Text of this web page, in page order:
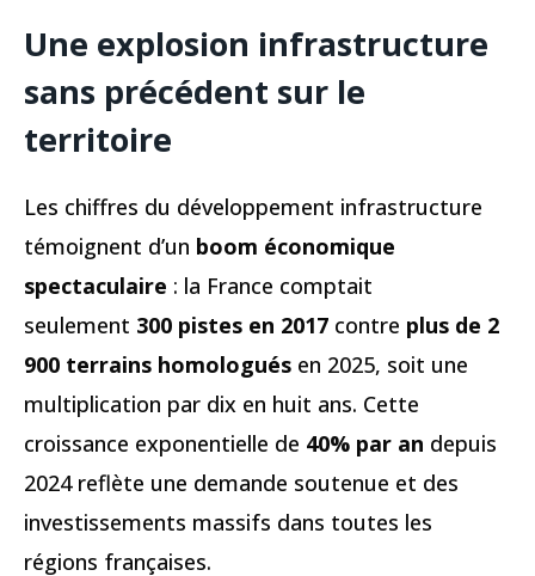
Une explosion infrastructure
sans précédent sur le
territoire
Les chiffres du développement infrastructure
témoignent d’un boom économique
spectaculaire : la France comptait
seulement 300 pistes en 2017 contre plus de 2
900 terrains homologués en 2025, soit une
multiplication par dix en huit ans. Cette
croissance exponentielle de 40% par an depuis
2024 reflète une demande soutenue et des
investissements massifs dans toutes les
régions françaises.